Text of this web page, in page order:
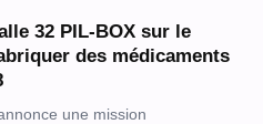
32 PIL-BOX sur le
des médicaments
une mission